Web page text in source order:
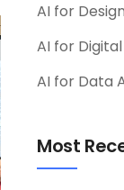
AI for
AI for
AI for Data
Most